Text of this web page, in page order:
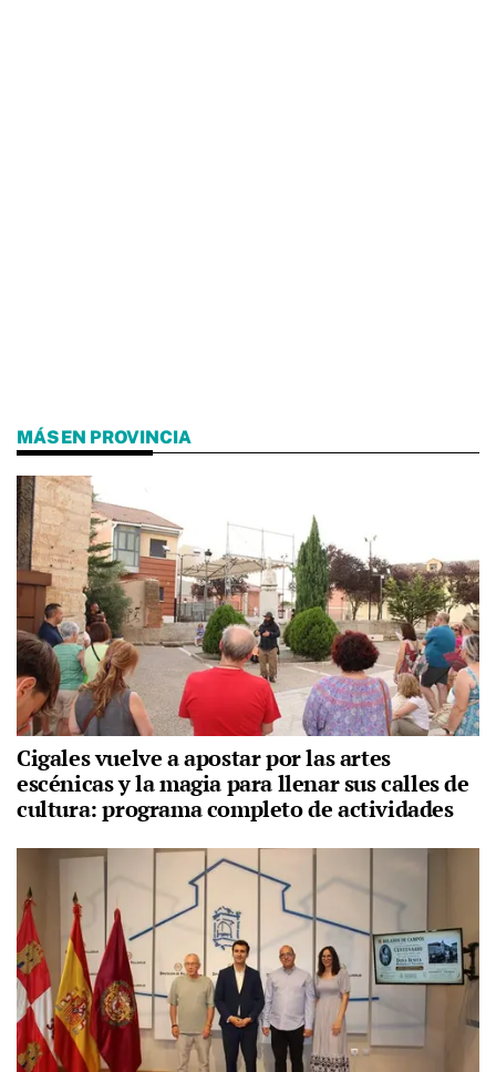
MÁS EN PROVINCIA
Cigales vuelve a apostar por las artes
escénicas y la magia para llenar sus calles de
cultura: programa completo de actividades